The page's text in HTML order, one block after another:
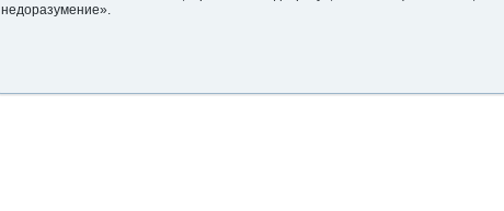
недоразумение».